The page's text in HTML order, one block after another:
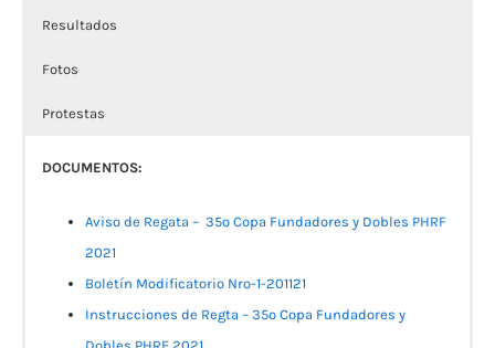
Resultados
Fotos
Protestas
DOCUMENTOS:
Aviso de Regata – 35º Copa Fundadores y Dobles PHRF
2021
Boletín Modificatorio Nro-1-201121
Instrucciones de Regta – 35º Copa Fundadores y